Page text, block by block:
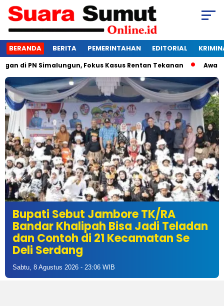
BERANDA BERITA PEMERINTAHAN EDITORIAL
Simalungun, Fokus Kasus Rentan Tekanan Awas
Bupati Sebut Jambore TK/RA
Bandar Khalipah Bisa Jadi Teladan
dan Contoh di 21 Kecamatan Se
Deli Serdang
Sabtu, 8 Agustus 2026 - 23:06 WIB